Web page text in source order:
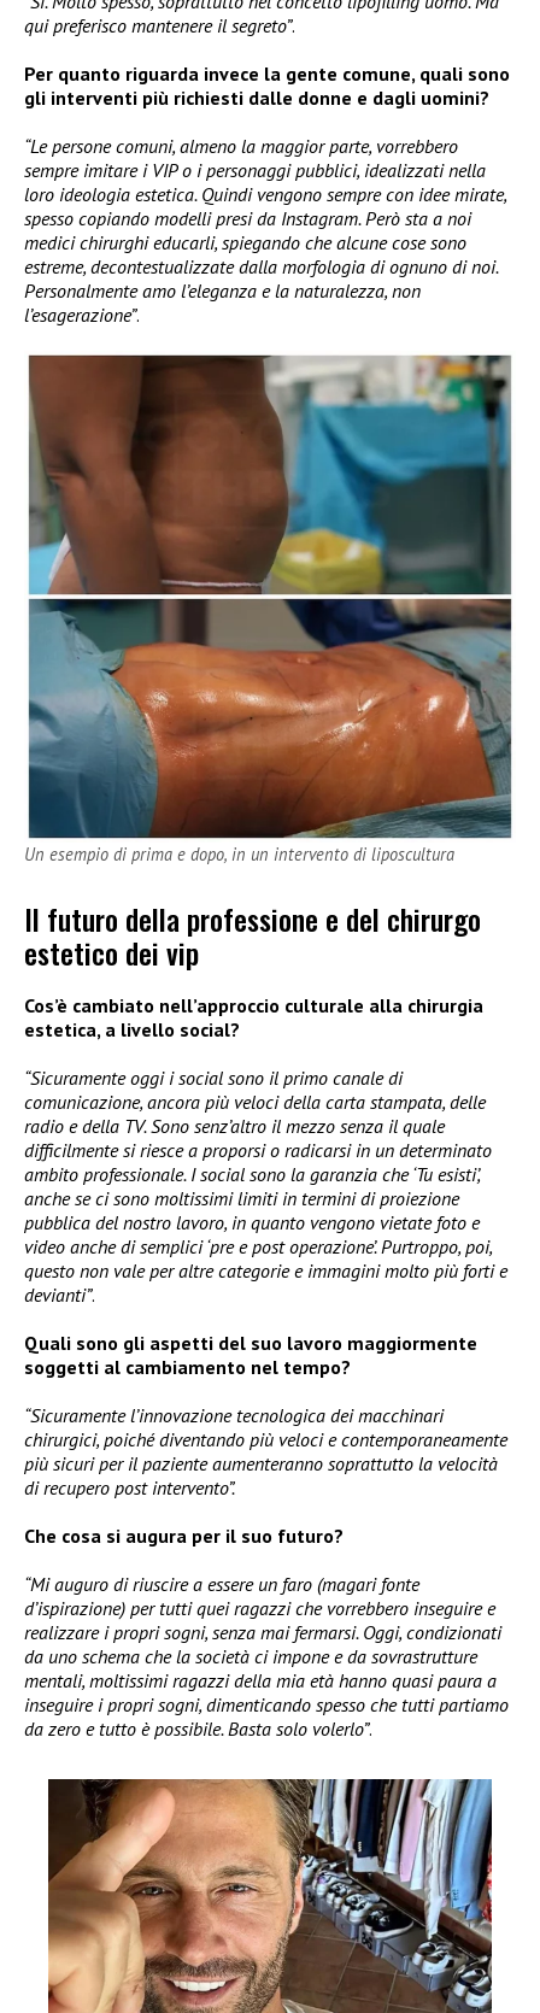
qui preferisco mantenere il segreto”.
Per quanto riguarda invece la gente comune, quali sono
gli interventi più richiesti dalle donne e dagli uomini?
“Le persone comuni, almeno la maggior parte, vorrebbero
sempre imitare i VIP o i personaggi pubblici, idealizzati nella
loro ideologia estetica. Quindi vengono sempre con idee mirate,
spesso copiando modelli presi da Instagram. Però sta a noi
medici chirurghi educarli, spiegando che alcune cose sono
estreme, decontestualizzate dalla morfologia di ognuno di noi.
Personalmente amo l’eleganza e la naturalezza, non
l’esagerazione”.
Un esempio di prima e dopo, in un intervento di liposcultura
Il futuro della professione e del chirurgo
estetico dei vip
Cos’è cambiato nell’approccio culturale alla chirurgia
estetica, a livello social?
“Sicuramente oggi i social sono il primo canale di
comunicazione, ancora più veloci della carta stampata, delle
radio e della TV. Sono senz’altro il mezzo senza il quale
difficilmente si riesce a proporsi o radicarsi in un determinato
ambito professionale. I social sono la garanzia che ‘Tu esisti’,
anche se ci sono moltissimi limiti in termini di proiezione
pubblica del nostro lavoro, in quanto vengono vietate foto e
video anche di semplici ‘pre e post operazione’. Purtroppo, poi,
questo non vale per altre categorie e immagini molto più forti e
devianti”.
Quali sono gli aspetti del suo lavoro maggiormente
soggetti al cambiamento nel tempo?
“Sicuramente l’innovazione tecnologica dei macchinari
chirurgici, poiché diventando più veloci e contemporaneamente
più sicuri per il paziente aumenteranno soprattutto la velocità
di recupero post intervento”.
Che cosa si augura per il suo futuro?
“Mi auguro di riuscire a essere un faro (magari fonte
d’ispirazione) per tutti quei ragazzi che vorrebbero inseguire e
realizzare i propri sogni, senza mai fermarsi. Oggi, condizionati
da uno schema che la società ci impone e da sovrastrutture
mentali, moltissimi ragazzi della mia età hanno quasi paura a
inseguire i propri sogni, dimenticando spesso che tutti partiamo
da zero e tutto è possibile. Basta solo volerlo”.